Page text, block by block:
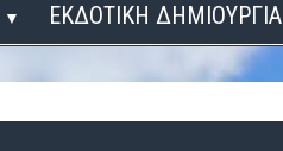
▼ ΕΚΔΟΤΙΚΗ ΔΗΜΙΟΥΡΓΙΑ